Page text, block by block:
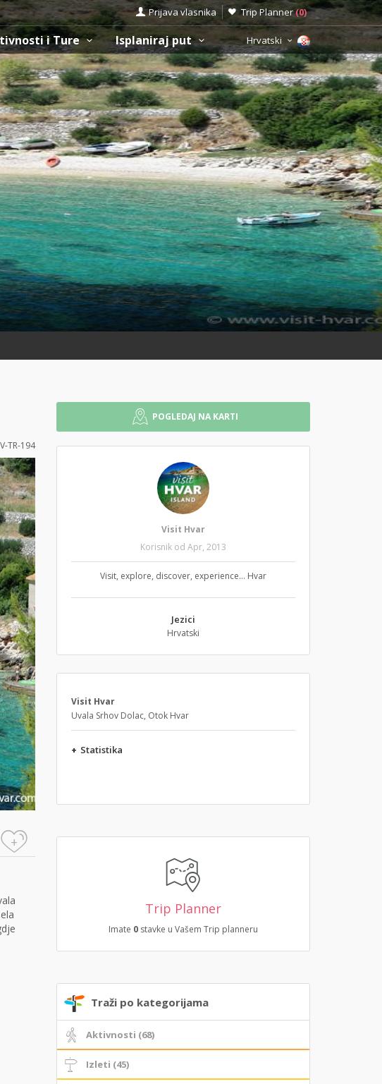
Prijava vlasnika Trip Planner(0)
i Ture Isplaniraj put Hrvatski
TR-194
+
POGLEDAJ NA KARTI
Visit Hvar
Korisnik od Apr, 2013
Visit, explore, discover, experience... Hvar
Jezici
Hrvatski
Visit Hvar
Uvala Srhov Dolac, Otok Hvar
+ Statistika
Trip Planner
Imate 0stavke u Vašem Trip planneru
Traži po kategorijama
Aktivnosti (68)
Izleti (45)